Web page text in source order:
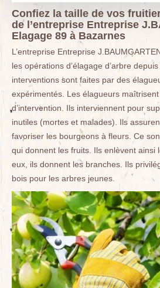
Confiez la taille de vos
de l’entreprise Entreprise
Elagage 89 à Bazarnes
L’entreprise Entreprise
les opérations d’élagage d’arbre
interventions sont faites par des
expérimentés. Les élagueurs
d’intervention. Ils interviennent pour
inutiles (mortes et malades). Ils
favoriser les bourgeons à fleurs. Ce
qui donnent les fruits. Ils enlèvent ainsi
eux, ils donnent les branches. Ils
bois pour les arbres jeunes.